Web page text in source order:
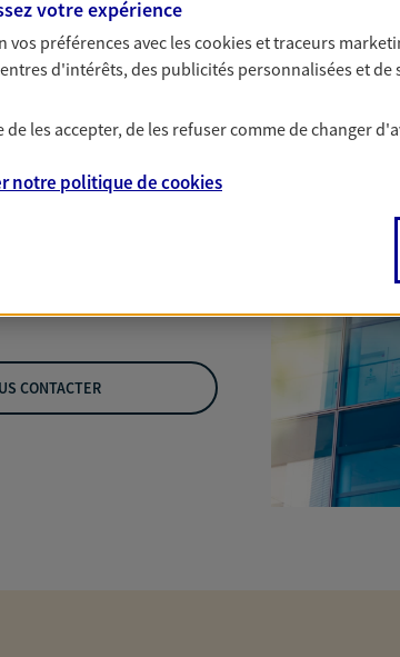
Nous
CONTACTER
votre expérience
vos préférences avec lescookies et traceurs
d'intérêts, des publicités personnalisées et
de les accepter, de les refuser comme de changer
notre politique decookies